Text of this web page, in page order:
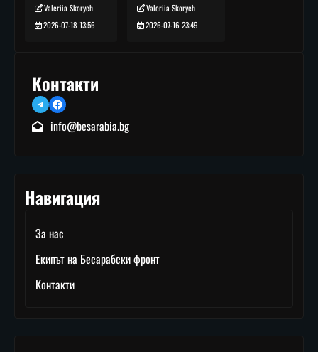
Valeriia Skorych
2026-07-18 13:56
Valeriia Skorych
2026-07-16 23:49
Контакти
TelegramFacebook
info@besarabia.bg
Навигация
За нас
Екипът на Бесарабски фронт
Контакти